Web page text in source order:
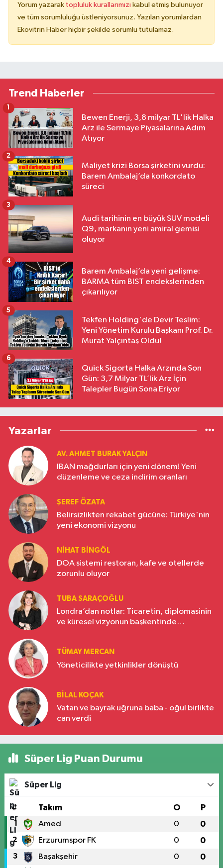
Yorum yazarak topluluk kurallarımızı kabul etmiş bulunuyor
ve tüm sorumluluğu üstleniyorsunuz. Yazılan yorumlardan
Ekovitrin Haber hiçbir şekilde sorumlu tutulamaz.
Trend Haberler
Bewen Enerji, 3,8 milyar TL'lik Halka
Arz ile Sermaye Piyasalarına Adım
Atıyor
1
Maliyet krizi Borsa şirketini vurdu:
Barem Ambalaj’da konkordato
süreci
2
Audi tarihinin en büyük SUV modeli
Q9, markanın yeni amiral gemisi
oluyor
3
Barem Ambalaj’da yeni gelişme:
BARMA tüm BIST endekslerinden
çıkarılıyor
4
Tekfen Holding'de Devir Teslim:
Yeni Yönetim Kurulu Başkanı Prof. Dr.
Murat Yalçıntaş Oldu!
5
Quick Sigorta Halka Arzında Son
Gün: 3,7 Milyar TL’lik Arz İçin
Talepler Bugün Sona Eriyor
6
Yazarlar
AV. AHMET BURAK YALÇIN
IBAN mağdurları için yeni dönem! Yeni
düzenleme ve ceza indirim oranları
ŞEREF ÖZATA
Belirsizlikten rekabet gücüne: Türkiye'nin
yeni ekonomi vizyonu
NIHAT BINGÖL
DOA sistemi restoran, kafe ve otellerde
zorunlu oluyor
TUBA SARAÇOĞLU
Londra’dan notlar: Ticaretin, diplomasinin
ve küresel vizyonun başkentinde
TÜMAY MERCAN
Yöneticilikte yetkinlikler dönüştü
BILAL KOÇAK
Vatan ve bayrak uğruna baba - oğul birlikte
can verdi
Süper Lig Puan Durumu
Süper Lig
# Takım O P
1 Amed 0 0
2 Erzurumspor FK 0 0
3 Başakşehir 0 0